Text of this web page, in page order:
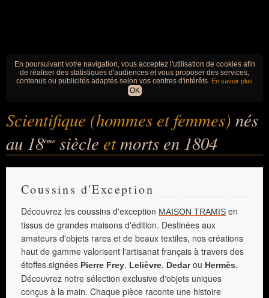
En poursuivant votre navigation, vous acceptez l'utilisation de cookies afin
de réaliser des statistiques d'audiences et vous proposer des services,
contenus ou publicités adaptés selon vos centres d'intérêts. En savoir plus
OK
Scientifique (hommes et femmes) nés
au 18ème siècle etmorts en 1804
Coussins d'Exception
Découvrez les coussins d'exception MAISON TRAMIS en
tissus de grandes maisons d'édition. Destinées aux
amateurs d'objets rares et de beaux textiles, nos créations
haut de gamme valorisent l'artisanat français à travers des
étoffes signées Pierre Frey, Lelièvre, Dedarou Hermès.
Découvrez notre sélection exclusive d'objets uniques
conçus à la main. Chaque pièce raconte une histoire